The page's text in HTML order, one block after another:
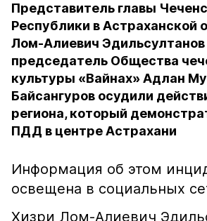
Представитель главы
Республики в Астраханской
Лом-Алиевич Эдильсултанов
председатель Общества
культуры «Вайнах» Адлан
Байсангуров осудили
региона, который
ПДД в центре Астрахани
Информация об этом
освещена в социальных
Хизри Лом-Алиевич